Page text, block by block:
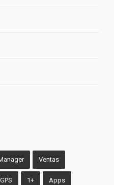
Ventas
GPS 1+ Apps